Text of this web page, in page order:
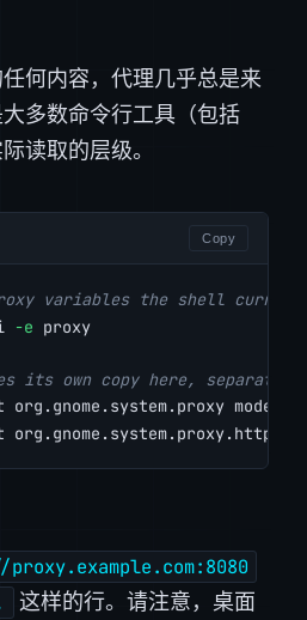
何内容，代理几乎总是来
多数命令行工具（包括
读取的层级。
Copy
variables the shell
-e proxy
its own copy here, separate
org.gnome.system.proxy mode
org.gnome.system.proxy.http
这样的行。请注意，桌面